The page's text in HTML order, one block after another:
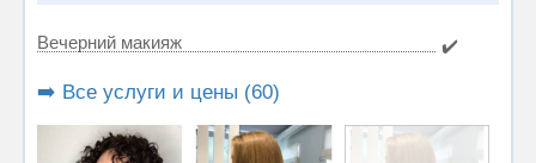
Вечерний макияж ✔️
➡️ Все услуги и цены (60)